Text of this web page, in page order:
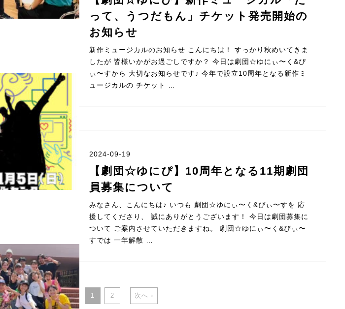
って、うつだもん」チケット発売開始の
お知らせ
新作ミュージカルのお知らせ こんにちは！ すっかり秋めいてきま
したが 皆様いかがお過ごしですか？ 今日は劇団☆ゆにぃ〜く&ぴ
ぃ〜すから 大切なお知らせです♪ 今年で設立10周年となる新作ミ
ュージカルの チケット …
2024-09-19
【劇団☆ゆにぴ】10周年となる11期劇団
員募集について
みなさん、こんにちは♪ いつも 劇団☆ゆにぃ〜く&ぴぃ〜すを 応
援してくださり、 誠にありがとうございます！ 今日は劇団募集に
ついて ご案内させていただきますね。 劇団☆ゆにぃ〜く&ぴぃ〜
すでは 一年解散 …
1 2 次へ ›